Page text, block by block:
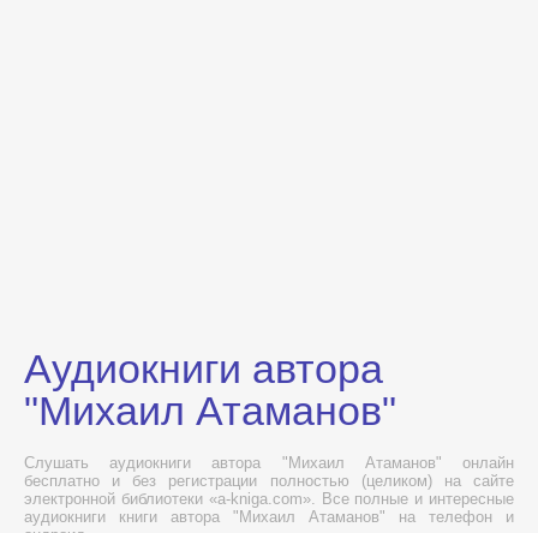
Аудиокниги автора
"Михаил Атаманов"
Слушать аудиокниги автора "Михаил Атаманов" онлайн
бесплатно и без регистрации полностью (целиком) на сайте
электронной библиотеки «a-kniga.com». Все полные и интересные
аудиокниги книги автора "Михаил Атаманов" на телефон и